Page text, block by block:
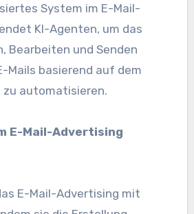
System im E-Mail-
KI-Agenten, um das
Bearbeiten und Senden
Mails basierend auf dem
zu automatisieren.
E-Mail-Advertising
E-Mail-Advertising mit